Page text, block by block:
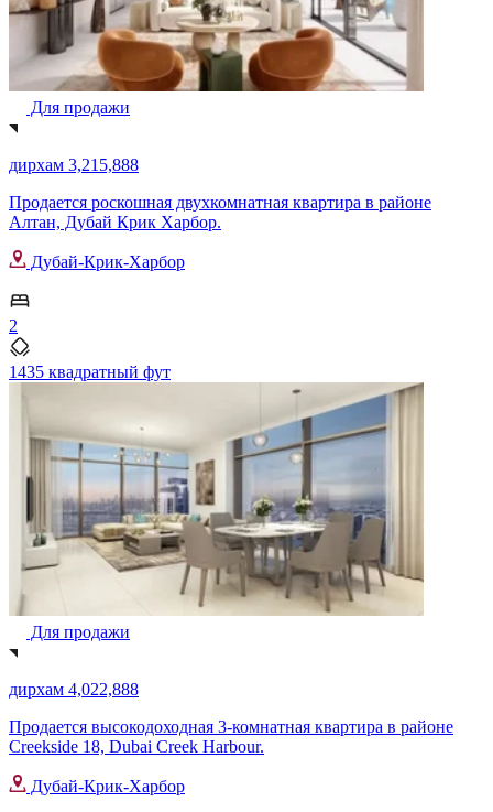
Для продажи
дирхам 3,215,888
Продается роскошная двухкомнатная квартира в районе
Алтан, Дубай Крик Харбор.
Дубай-Крик-Харбор
2
1435 квадратный фут
Для продажи
дирхам 4,022,888
Продается высокодоходная 3-комнатная квартира в районе
Creekside 18, Dubai Creek Harbour.
Дубай-Крик-Харбор